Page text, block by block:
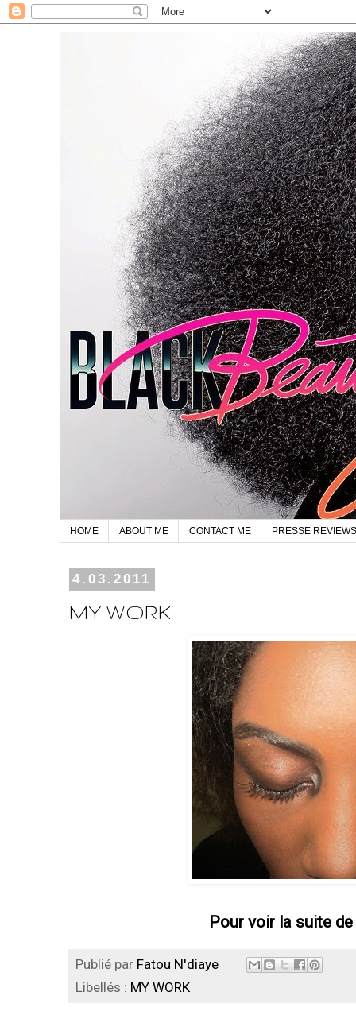
HOME ABOUT ME CONTACT ME PRESSE REVIEWS
4.03.2011
MY WORK
Pour voir la suite
Publié par Fatou N'diaye
Libellés : MY WORK